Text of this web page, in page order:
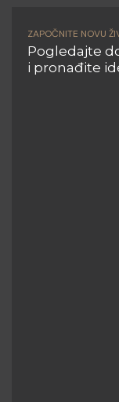
ZAPOČNITE NOVU
Pogledajte
i pronađite